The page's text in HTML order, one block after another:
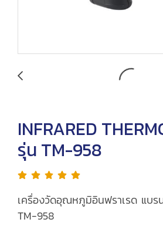
INFRARED
รุ่น TM-958
เครื่องวัดอุณหภูมิอินฟราเรด แบร
TM-958